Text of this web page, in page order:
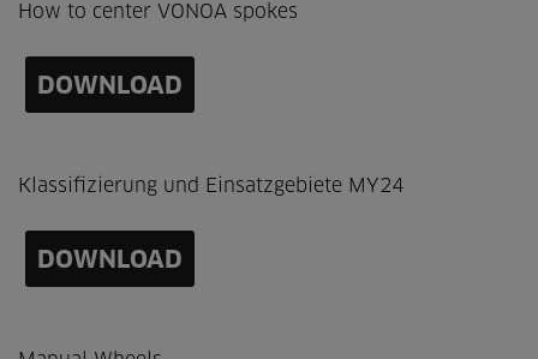
How to center VONOA spokes
DOWNLOAD
Klassifizierung und Einsatzgebiete MY24
DOWNLOAD